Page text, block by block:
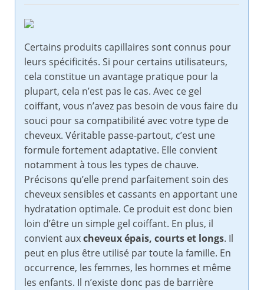
Certains produits capillaires sont connus pour
leurs spécificités. Si pour certains utilisateurs,
cela constitue un avantage pratique pour la
plupart, cela n’est pas le cas. Avec ce gel
coiffant, vous n’avez pas besoin de vous faire du
souci pour sa compatibilité avec votre type de
cheveux. Véritable passe-partout, c’est une
formule fortement adaptative. Elle convient
notamment à tous les types de chauve.
Précisons qu’elle prend parfaitement soin des
cheveux sensibles et cassants en apportant une
hydratation optimale. Ce produit est donc bien
loin d’être un simple gel coiffant. En plus, il
convient auxcheveux épais, courts et longs. Il
peut en plus être utilisé par toute la famille. En
occurrence, les femmes, les hommes et même
les enfants. Il n’existe donc pas de barrière